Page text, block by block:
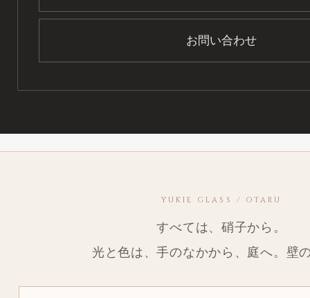
お問い合わせ
YUKIE GLASS / OTARU
すべては、硝子から。
光と色は、手のなかから、庭へ。壁